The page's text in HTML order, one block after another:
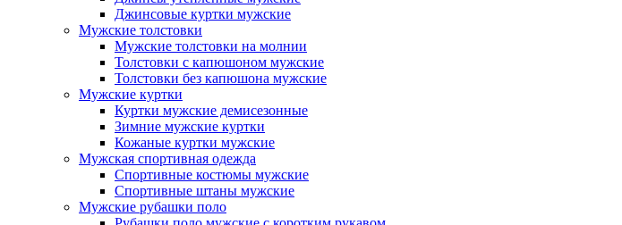
Джинсовые куртки мужские
Мужские толстовки
Мужские толстовки на молнии
Толстовки с капюшоном мужские
Толстовки без капюшона мужские
Мужские куртки
Куртки мужские демисезонные
Зимние мужские куртки
Кожаные куртки мужские
Мужская спортивная одежда
Спортивные костюмы мужские
Спортивные штаны мужские
Мужские рубашки поло